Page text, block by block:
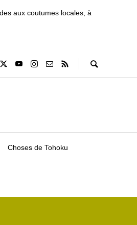
aux coutumes locales, à
Choses de Tohoku